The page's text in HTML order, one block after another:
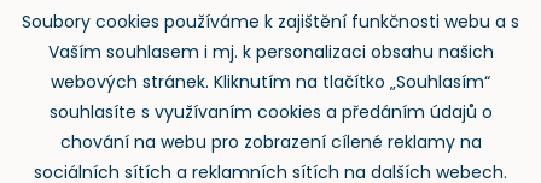
Zpětný odběr
Soubory cookies používáme k zajištění funkčnosti webu a s
Vaším souhlasem i mj. k personalizaci obsahu našich
webových stránek. Kliknutím na tlačítko „Souhlasím“
souhlasíte s využívaním cookies a předáním údajů o
chování na webu pro zobrazení cílené reklamy na
sociálních sítích a reklamních sítích na dalších webech.